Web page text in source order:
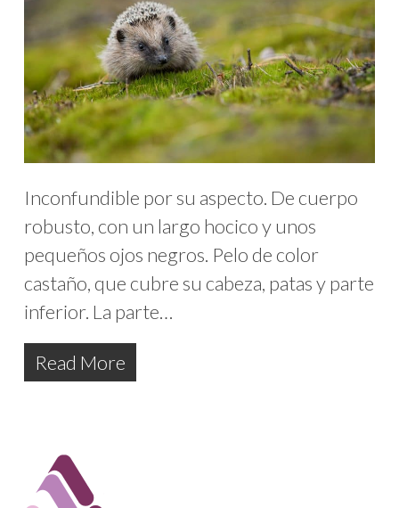
Inconfundible por su aspecto. De cuerpo
robusto, con un largo hocico y unos
pequeños ojos negros. Pelo de color
castaño, que cubre su cabeza, patas y parte
inferior. La parte…
Read More